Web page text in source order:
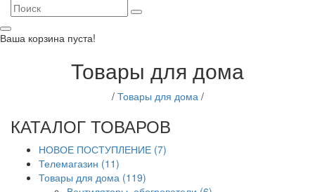
Ваша корзина пуста!
Товары для дома
/ Товары для дома /
КАТАЛОГ ТОВАРОВ
НОВОЕ ПОСТУПЛЕНИЕ (7)
Телемагазин (11)
Товары для дома (119)